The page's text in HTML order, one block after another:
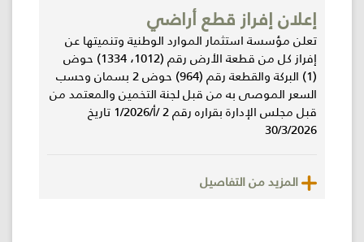
إعلان إفراز قطع أراضي
تعلن مؤسسة استثمار الموارد الوطنية وتنميتها عن
إفراز كل من قطعة الأرض رقم (1012، 1334) حوض
(1) البركة والقطعة رقم (964) حوض 2 بسمان وحسب
السعر الموصى به من قبل لجنة التخمين والمعتمد من
قبل مجلس الإدارة بقراره رقم 2 /أ/1/2026 تاريخ
30/3/2026
المزيد من التفاصيل